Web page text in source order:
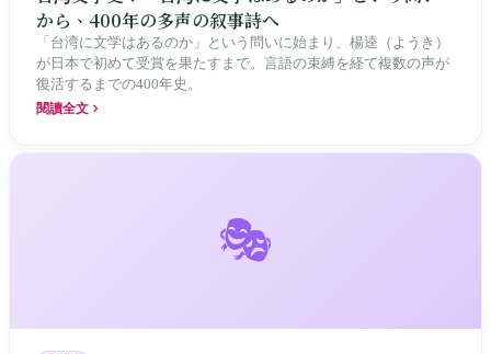
から、400年の多声の叙事詩へ
「台湾に文学はあるのか」という問いに始まり、楊逵（ようき）
が日本で初めて受賞を果たすまで。言語の束縛を経て複数の声が
復活するまでの400年史。
閱讀全文
🎭